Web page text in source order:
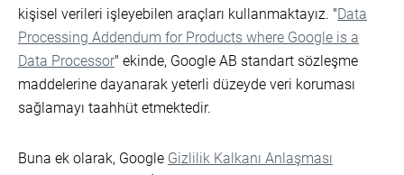
kişisel verileri işleyebilen araçları kullanmaktayız. "Data
Processing Addendum for Products where Google is a
Data Processor" ekinde, Google AB standart sözleşme
maddelerine dayanarak yeterli düzeyde veri koruması
sağlamayı taahhüt etmektedir.
Buna ek olarak, Google Gizlilik Kalkanı Anlaşması